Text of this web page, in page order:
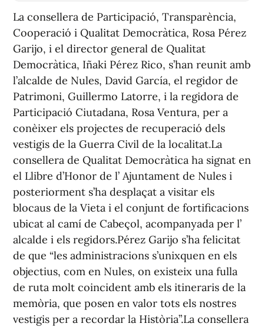
La consellera de Participació, Transparència,
Cooperació i Qualitat Democràtica, Rosa Pérez
Garijo, i el director general de Qualitat
Democràtica, Iñaki Pérez Rico, s’han reunit amb
l’alcalde de Nules, David García, el regidor de
Patrimoni, Guillermo Latorre, i la regidora de
Participació Ciutadana, Rosa Ventura, per a
conèixer els projectes de recuperació dels
vestigis de la Guerra Civil de la localitat.La
consellera de Qualitat Democràtica ha signat en
el Llibre d’Honor de l’ Ajuntament de Nules i
posteriorment s’ha desplaçat a visitar els
blocaus de la Vieta i el conjunt de fortificacions
ubicat al camí de Cabeçol, acompanyada per l’
alcalde i els regidors.Pérez Garijo s’ha felicitat
de que “les administracions s’unixquen en els
objectius, com en Nules, on existeix una fulla
de ruta molt coincident amb els itineraris de la
memòria, que posen en valor tots els nostres
vestigis per a recordar la Història”.La consellera